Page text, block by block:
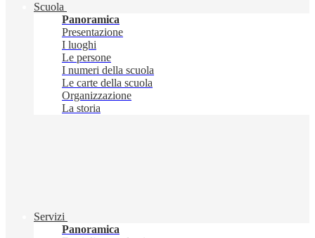
Scuola
Panoramica
Presentazione
I luoghi
Le persone
I numeri della scuola
Le carte della scuola
Organizzazione
La storia
Servizi
Panoramica